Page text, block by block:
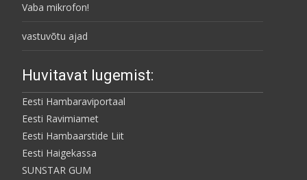
Vaba mikrofon!
vastuvõtu ajad
Huvitavat lugemist:
Eesti Hambaraviportaal
Eesti Ravimiamet
Eesti Hambaarstide Liit
Eesti Haigekassa
SUNSTAR GUM